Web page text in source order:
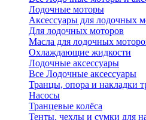
Лодочные моторы
Аксессуары для лодочных
Для лодочных моторов
Масла для лодочных
Охлаждающие жидкости
Лодочные аксессуары
Все Лодочные аксессуары
Транцы, опора и накладки
Насосы
Транцевые колёса
Тенты, чехлы и сумки для